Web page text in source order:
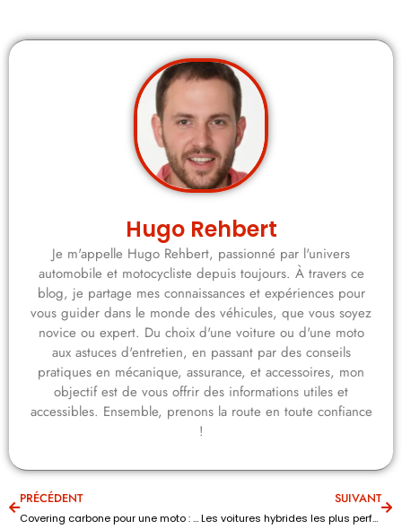
Hugo Rehbert
Je m'appelle Hugo Rehbert, passionné par l'univers
automobile et motocycliste depuis toujours. À travers ce
blog, je partage mes connaissances et expériences pour
vous guider dans le monde des véhicules, que vous soyez
novice ou expert. Du choix d'une voiture ou d'une moto
aux astuces d'entretien, en passant par des conseils
pratiques en mécanique, assurance, et accessoires, mon
objectif est de vous offrir des informations utiles et
accessibles. Ensemble, prenons la route en toute confiance
!
PRÉCÉDENT
Covering carbone pour une moto : le style racing !
SUIVANT
Les voitures hybrides les plus performantes en 2023